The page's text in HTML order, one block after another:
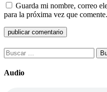
Guarda mi nombre, correo
para la próxima vez que comente.
Buscar:
Audio